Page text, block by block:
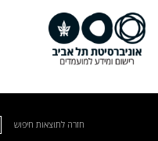
חזרה לתוצאות חיפוש